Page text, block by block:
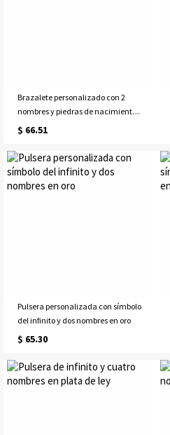
Brazalete personalizado con 2
nombres y piedras de nacimiento
símbolo de infinito en oro rosa
$ 66.51
Pulsera personalizada con símbolo
del infinito y dos nombres en oro
$ 65.30